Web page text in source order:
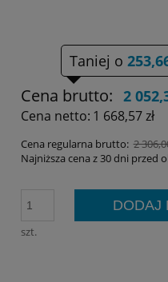
Taniej o
Cena brutto: 2
Cena netto: 1 668,57 zł
Cena regularna brutto: 2
Najniższa cena z 30 dni przed
szt.
DODAJ